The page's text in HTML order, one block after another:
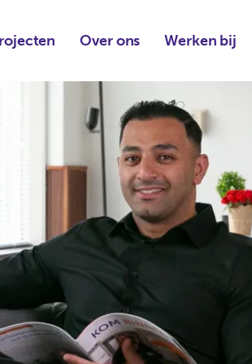
Over ons Werken bij